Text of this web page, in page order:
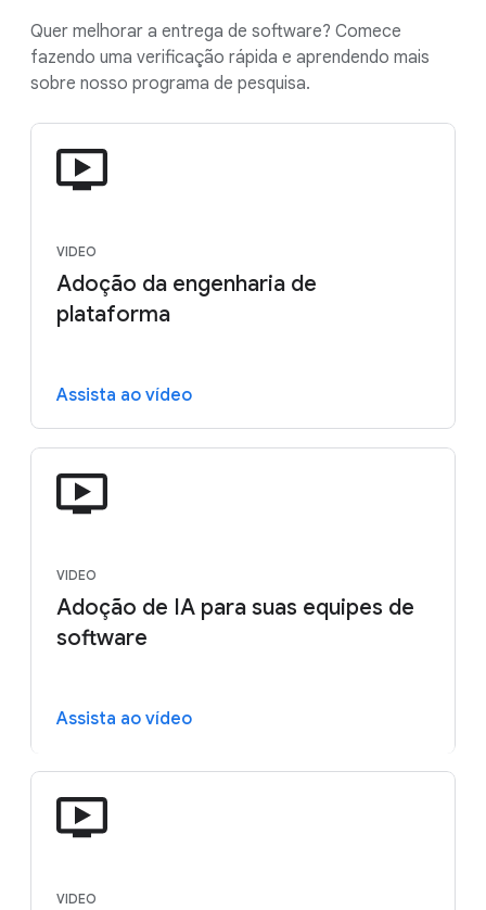
Quer melhorar a entrega de software? Comece
fazendo uma verificação rápida e aprendendo mais
sobre nosso programa de pesquisa.
VIDEO
Adoção da engenharia de
plataforma
Assista ao vídeo
VIDEO
Adoção de IA para suas equipes de
software
Assista ao vídeo
VIDEO